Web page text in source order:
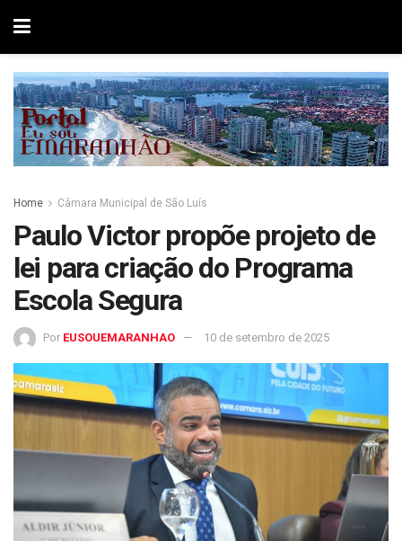
Home Câmara Municipal de São Luís
Paulo Victor propõe projeto de
lei para criação do Programa
Escola Segura
Por EUSOUEMARANHAO 10 de setembro de 2025